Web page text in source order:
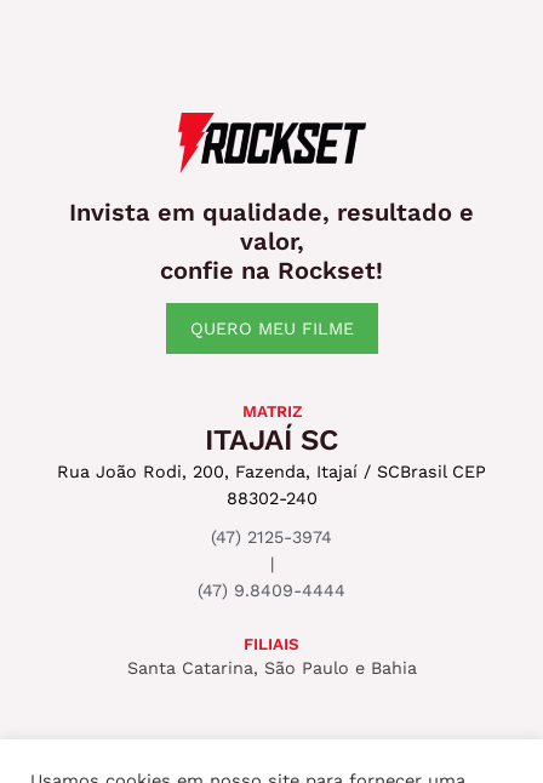
Invista em qualidade, resultado e
valor,
confie na Rockset!
QUERO MEU FILME
MATRIZ
ITAJAÍ SC
Rua João Rodi, 200, Fazenda, Itajaí / SCBrasil CEP
88302-240
(47) 2125-3974
|
(47) 9.8409-4444
FILIAIS
Santa Catarina, São Paulo e Bahia